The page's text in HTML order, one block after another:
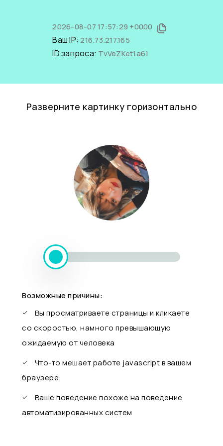
2026-08-07 17:57:29 +0000
Ваш IP:216.73.217.165
ID запроса: TvVeZKet1a61
Разверните картинку горизонтально
Возможные причины:
Вы просматриваете страницы и кликаете
со скоростью, намного превышающую
ожидаемую от человека
Что-то мешает работе javascript в вашем
браузере
Ваше поведение похоже на поведение
автоматизированных систем